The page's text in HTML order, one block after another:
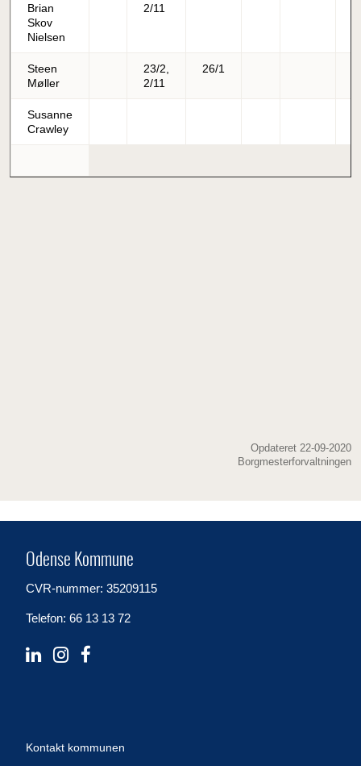
Brian
Skov
Nielsen
2/11
Steen
Møller
23/2,
2/11
26/1
Susanne
Crawley
Opdateret 22-09-2020
Borgmesterforvaltningen
Odense Kommune
CVR-nummer: 35209115
Telefon: 66 13 13 72
Kontakt kommunen